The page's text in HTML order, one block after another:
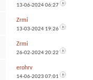
13-06-202406:27
Zrmi
13-03-2024 19:26
Zrmi
26-02-202420:22
erohrv
14-06-2023 07:01